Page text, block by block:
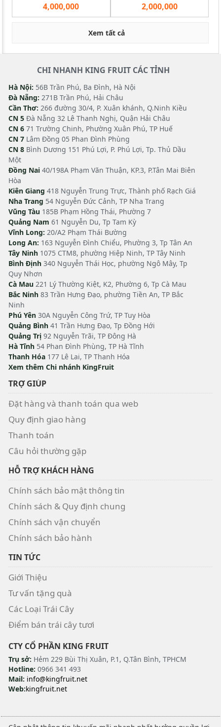
4,000,000
2,000,000
Xem tất cả
CHI NHANH KING FRUIT CÁC TỈNH
Hà Nội: 56B Trần Phú, Ba Đình, Hà Nội
Đà Nẵng: 271B Trần Phú, Hải Châu
Cần Thơ: 266 đường 30/4, P. Xuân khánh, Q.Ninh Kiều
CN 5 Đà Nẵng 32 Lê Thanh Nghị, Quận Hải Châu
CN 6 71 Trường Chinh, Phường Xuân Phú, TP Huế
CN 7 Lâm Đồng 05 Phan Đình Phùng
CN 8 Bình Dương 151 Phú Lợi, P. Phú Lợi, Tp. Thủ Dầu
Một
Đồng Nai 40/198A Phạm Văn Thuận, KP.3, P.Tân Mai Biên
Hòa
Kiên Giang 418 Nguyễn Trung Trực, Thành phố Rạch Giá
Nha Trang 54 Nguyễn Đức Cảnh, TP Nha Trang
Vũng Tàu 185B Phạm Hồng Thái, Phường 7
Quảng Nam 61 Nguyễn Du, Tp Tam Kỳ
Vĩnh Long: 20/A2 Phạm Thái Bường
Long An: 163 Nguyễn Đình Chiểu, Phường 3, Tp Tân An
Tây Ninh 1075 CTM8, phường Hiệp Ninh, TP Tây Ninh
Bình Định 340 Nguyễn Thái Học, phường Ngô Mây, Tp
Quy Nhơn
Cà Mau 221 Lý Thường Kiệt, K2, Phường 6, Tp Cà Mau
Bắc Ninh 83 Trần Hưng Đạo, phường Tiền An, TP Bắc
Ninh
Phú Yên 30A Nguyễn Công Trứ, TP Tuy Hòa
Quảng Bình 41 Trần Hưng Đạo, Tp Đồng Hới
Quảng Trị 92 Nguyễn Trãi, TP Đông Hà
Hà Tĩnh 54 Phan Đình Phùng, TP Hà Tĩnh
Thanh Hóa 177 Lê Lai, TP Thanh Hóa
Xem thêm Chi nhánh KingFruit
TRỢ GIÚP
Đặt hàng và thanh toán qua web
Quy định giao hàng
Thanh toán
Câu hỏi thường gặp
HỖ TRỢ KHÁCH HÀNG
Chính sách bảo mật thông tin
Chính sách & Quy định chung
Chính sách vận chuyển
Chính sách bảo hành
TIN TỨC
Giới Thiệu
Tư vấn tặng quà
Các Loại Trái Cây
Điểm bán trái cây tươi
CTY CỔ PHẦN KING FRUIT
Trụ sở: Hẻm 229 Bùi Thị Xuân, P.1, Q.Tân Bình, TPHCM
Hotline: 0966 341 493
Mail: info@kingfruit.net
Web:kingfruit.net